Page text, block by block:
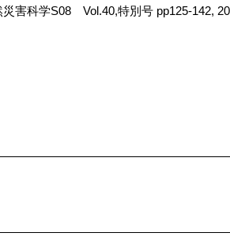
害科学S08 Vol.40,特別号 pp125-142,